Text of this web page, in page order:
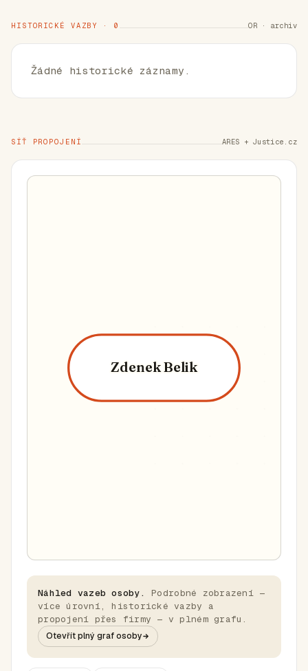
HISTORICKÉ VAZBY · 0 OR · archiv
Žádné historické záznamy.
SÍŤ PROPOJENÍ ARES + Justice.cz
Zdenek Belik
Náhled vazeb osoby.
Podrobné zobrazení —
více úrovní, historické vazby a
propojení přes firmy — v plném grafu.
Otevřít plný graf osoby